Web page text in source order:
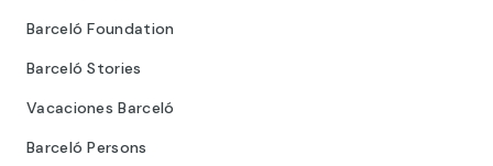
Barceló Foundation
Barceló Stories
Vacaciones Barceló
Barceló Persons